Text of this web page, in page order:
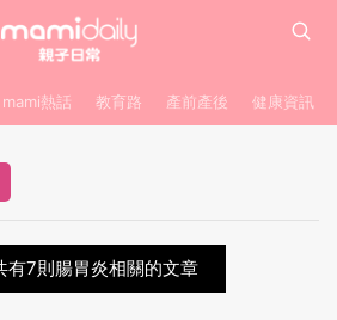
mami熱話 教育路 產前產後 健康資訊
有7則腸胃炎相關的文章